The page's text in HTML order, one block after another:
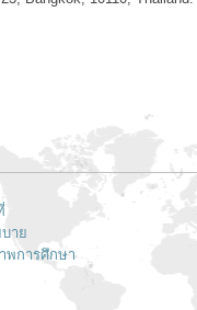
าย
พการศึกษา